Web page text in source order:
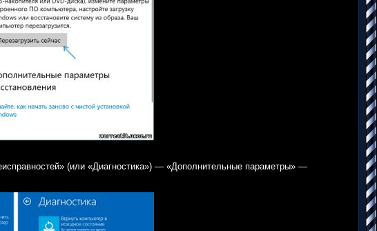
(или «Диагностика») — «Дополнительные параметры» —